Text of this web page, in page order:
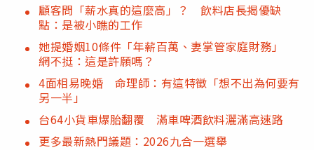
顧客問「薪水真的這麼高」？ 飲料店長揭優缺
點：是被小瞧的工作
她提婚姻10條件「年薪百萬、妻掌管家庭財務」
網不挺：這是許願嗎？
4面相易晚婚 命理師：有這特徵「想不出為何要有
另一半」
台64小貨車爆胎翻覆 滿車啤酒飲料灑滿高速路
更多最新熱門議題：2026九合一選舉